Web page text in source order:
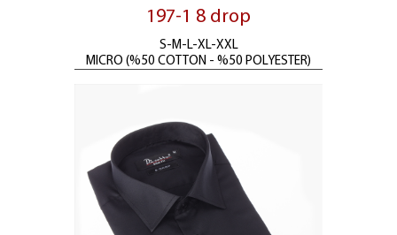
197-1 8 drop
S-M-L-XL-XXL
MICRO (%50 COTTON - %50 POLYESTER)